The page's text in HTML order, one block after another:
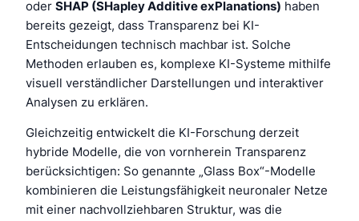
oder SHAP (SHapley Additive exPlanations) haben
bereits gezeigt, dass Transparenz bei KI-
Entscheidungen technisch machbar ist. Solche
Methoden erlauben es, komplexe KI-Systeme mithilfe
visuell verständlicher Darstellungen und interaktiver
Analysen zu erklären.
Gleichzeitig entwickelt die KI-Forschung derzeit
hybride Modelle, die von vornherein Transparenz
berücksichtigen: So genannte „Glass Box“-Modelle
kombinieren die Leistungsfähigkeit neuronaler Netze
mit einer nachvollziehbaren Struktur, was die